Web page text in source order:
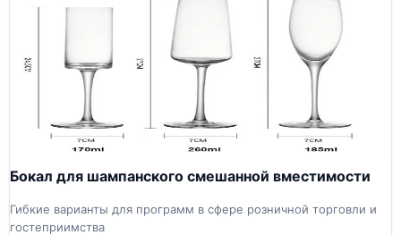
Бокал для шампанского смешанной вместимости
Гибкие варианты для программ в сфере розничной торговли и
гостеприимства